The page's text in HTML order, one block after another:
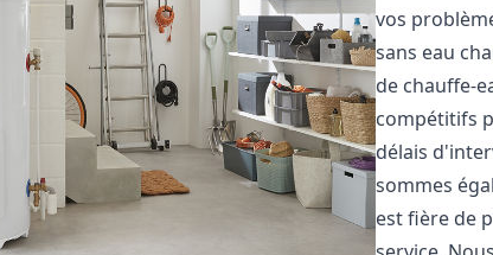
vos
sans eau
de chauffe-
compétitifs
délais
sommes
est fière de